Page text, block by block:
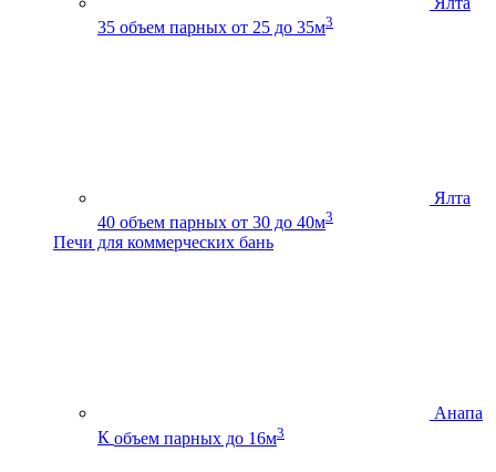
35 объем парных от 25 до 35м3
Ялта
40 объем парных от 30 до 40м3
Печи для коммерческих бань
Анапа
К объем парных до 16м3